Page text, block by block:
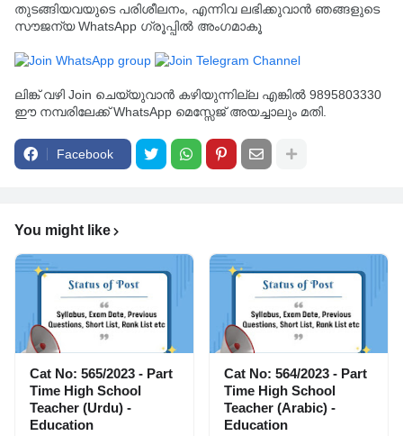
തുടങ്ങിയവയുടെ പരിശീലനം, എന്നിവ ലഭിക്കുവാൻ ഞങ്ങളുടെ
സൗജന്യ WhatsApp ഗ്രൂപ്പിൽ അംഗമാകൂ
ലിങ്ക് വഴി Join ചെയ്യുവാൻ കഴിയുന്നില്ല എങ്കിൽ 9895803330
ഈ നമ്പരിലേക്ക് WhatsApp മെസ്സേജ് അയച്ചാലും മതി.
Facebook
You might like
Cat No: 565/2023 - Part
Time High School
Teacher (Urdu) -
Education
Cat No: 564/2023 - Part
Time High School
Teacher (Arabic) -
Education